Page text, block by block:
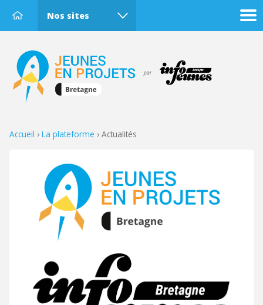
Nos sites
Accueil › La plateforme › Actualités